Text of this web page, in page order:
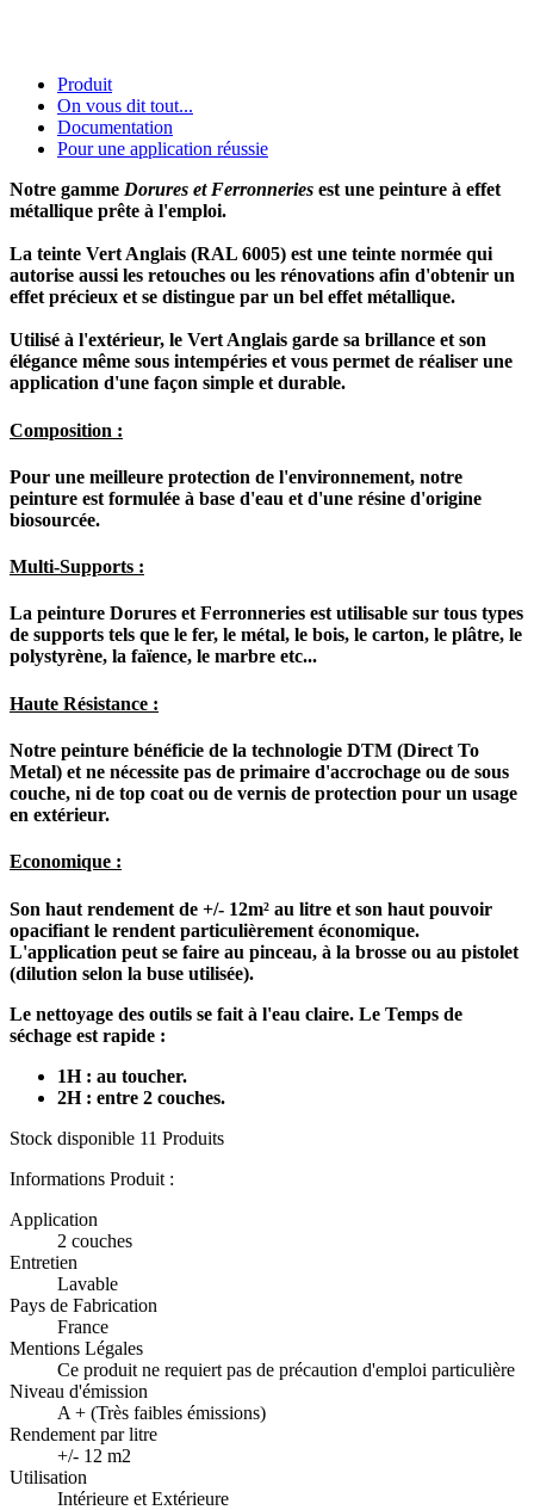
Produit
On vous dit tout...
Documentation
Pour une application réussie
Notre gamme Dorures et Ferronneries est une peinture à effet
métallique prête à l'emploi.
La teinte Vert Anglais (RAL 6005) est une teinte normée qui
autorise aussi les retouches ou les rénovations afin d'obtenir un
effet précieux et se distingue par un bel effet métallique.
Utilisé à l'extérieur, le Vert Anglais garde sa brillance et son
élégance même sous intempéries et vous permet de réaliser une
application d'une façon simple et durable.
Composition :
Pour une meilleure protection de l'environnement, notre
peinture est formulée à base d'eau et d'une résine d'origine
biosourcée.
Multi-Supports :
La peinture Dorures et Ferronneries est utilisable sur tous types
de supports tels que le fer, le métal, le bois, le carton, le plâtre, le
polystyrène, la faïence, le marbre etc...
Haute Résistance :
Notre peinture bénéficie de la technologie DTM (Direct To
Metal) et ne nécessite pas de primaire d'accrochage ou de sous
couche, ni de top coat ou de vernis de protection pour un usage
en extérieur.
Economique :
Son haut rendement de +/- 12m² au litre et son haut pouvoir
opacifiant le rendent particulièrement économique.
L'application peut se faire au pinceau, à la brosse ou au pistolet
(dilution selon la buse utilisée).
Le nettoyage des outils se fait à l'eau claire. Le Temps de
séchage est rapide :
1H : au toucher.
2H : entre 2 couches.
Stock disponible 11 Produits
Informations Produit :
Application
2 couches
Entretien
Lavable
Pays de Fabrication
France
Mentions Légales
Ce produit ne requiert pas de précaution d'emploi particulière
Niveau d'émission
A + (Très faibles émissions)
Rendement par litre
+/- 12 m2
Utilisation
Intérieure et Extérieure